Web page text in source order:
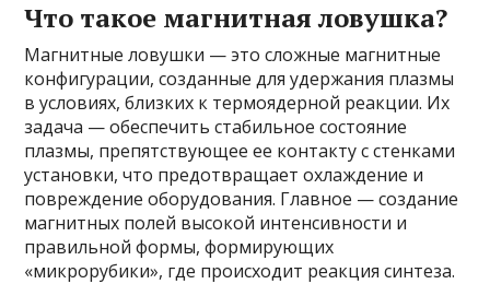
Что такое магнитная ловушка?
Магнитные ловушки — это сложные магнитные
конфигурации, созданные для удержания плазмы
в условиях, близких к термоядерной реакции. Их
задача — обеспечить стабильное состояние
плазмы, препятствующее ее контакту с стенками
установки, что предотвращает охлаждение и
повреждение оборудования. Главное — создание
магнитных полей высокой интенсивности и
правильной формы, формирующих
«микрорубики», где происходит реакция синтеза.